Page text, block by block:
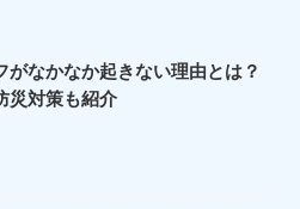
がなかなか起きない理由とは？
災対策も紹介